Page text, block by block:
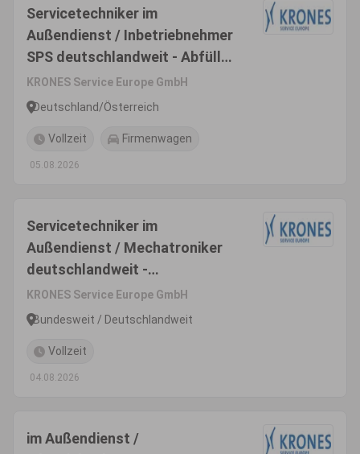
Servicetechniker im
Außendienst / Inbetriebnehmer
SPS deutschlandweit - Abfüll-
& Verpackungsanlagen
(m/w/d) - Einsatzgebiet
KRONES Service Europe GmbH
Deutschland/Österreich
Vollzeit Firmenwagen
05.08.2026
Servicetechniker im
Außendienst / Mechatroniker
deutschlandweit -
Inbetriebnahme & Montage
(m/w/d)
KRONES Service Europe GmbH
Bundesweit / Deutschlandweit
Vollzeit
04.08.2026
im Außendienst /